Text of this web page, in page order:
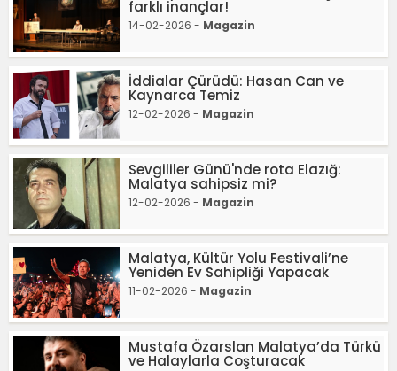
farklı inançlar!
14-02-2026 - Magazin
İddialar Çürüdü: Hasan Can ve
Kaynarca Temiz
12-02-2026 - Magazin
Sevgililer Günü'nde rota Elazığ:
Malatya sahipsiz mi?
12-02-2026 - Magazin
Malatya, Kültür Yolu Festivali’ne
Yeniden Ev Sahipliği Yapacak
11-02-2026 - Magazin
Mustafa Özarslan Malatya’da Türkü
ve Halaylarla Coşturacak